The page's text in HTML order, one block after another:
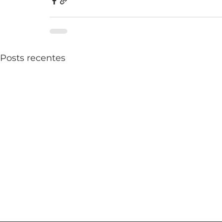
Posts recentes